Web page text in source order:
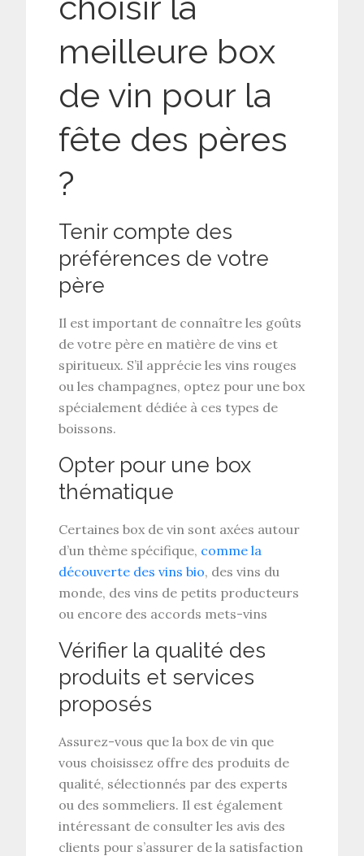
meilleure box
de vin pour la
fête des pères
?
Tenir compte des
préférences de votre
père
Il est important de connaître les goûts
de votre père en matière de vins et
spiritueux. S’il apprécie les vins rouges
ou les champagnes, optez pour une box
spécialement dédiée à ces types de
boissons.
Opter pour une box
thématique
Certaines box de vin sont axées autour
d’un thème spécifique, comme la
découverte des vins bio, des vins du
monde, des vins de petits producteurs
ou encore des accords mets-vins
Vérifier la qualité des
produits et services
proposés
Assurez-vous que la box de vin que
vous choisissez offre des produits de
qualité, sélectionnés par des experts
ou des sommeliers. Il est également
intéressant de consulter les avis des
clients pour s’assurer de la satisfaction